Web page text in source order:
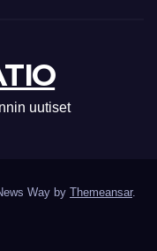
uutiset
Way by Themeansar.